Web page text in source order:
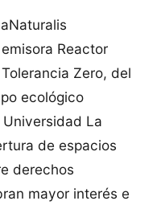
Reactor
Zero, del
ecológico
La
de espacios
derechos
mayor interés e